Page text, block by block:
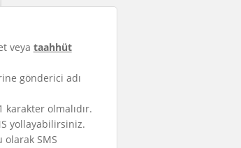
veya taahhüt
gönderici adı
karakter olmalıdır.
yollayabilirsiniz.
SMS